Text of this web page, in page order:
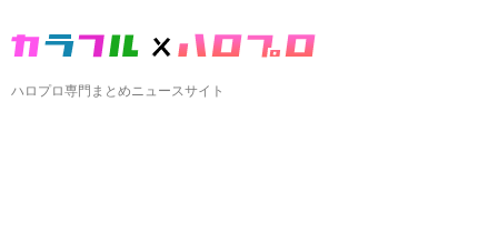
ハロプロ専門まとめニュースサイト